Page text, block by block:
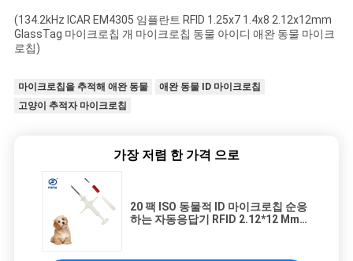
(134.2kHz ICAR EM4305 임플란트 RFID 1.25x7 1.4x8 2.12x12mm
GlassTag 마이크로칩 개 마이크로칩 동물 아이디 애완 동물 마이크
로칩)
마이크로칩을 추적해 애완 동물
애완 동물 ID 마이크로칩
고양이 추적자 마이크로칩
가장 저렴 한 가격 으로
20 팩 ISO 동물적 ID 마이크로칩 순응
하는 자동응답기 RFID 2.12*12 Mm